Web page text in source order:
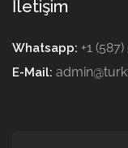
İletişim
Whatsapp: +1
E-Mail: